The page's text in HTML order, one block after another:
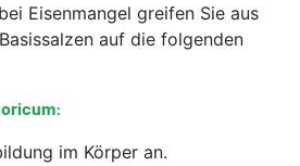
Eisenmangel greifen Sie aus
auf die folgenden
im Körper an.